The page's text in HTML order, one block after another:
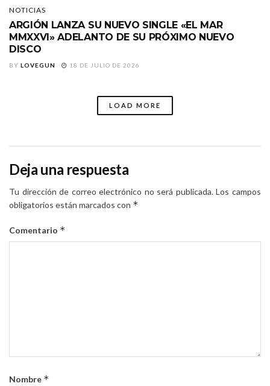
NOTICIAS
ARGIÓN LANZA SU NUEVO SINGLE «EL MAR
MMXXVI» ADELANTO DE SU PRÓXIMO NUEVO
DISCO
BY LOVEGUN 18 DE JULIO DE 2026
LOAD MORE
Deja una respuesta
Tu dirección de correo electrónico no será publicada. Los campos
obligatorios están marcados con *
Comentario *
Nombre *